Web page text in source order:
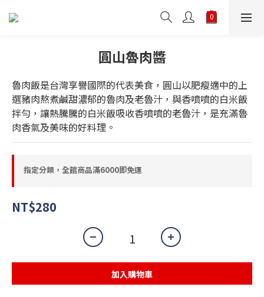
圓山魯肉醬
魯肉飯是台灣享譽國際的代表美食，圓山以肥瘦適中的上
選豬肉熬煮鹹甜濃郁的魯肉及老魯汁，與香噴噴的白米飯
拌勻，讓熱騰騰的白米飯吸收香噴噴的老魯汁，是充滿魯
肉香氣及美味的好料理。
指定分類，全館商品滿6000即免運
NT$280
加入購物車